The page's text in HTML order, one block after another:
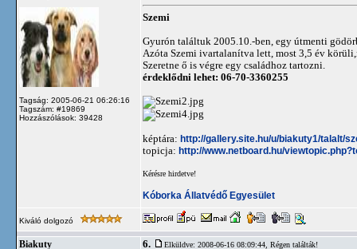
Tagság: 2005-06-21 06:26:16
Tagszám: #19869
Hozzászólások: 39428
Szemi
Gyurón találtuk 2005.10.-ben, egy útmenti
Azóta Szemi ivartalanítva lett, most 3,5 év
Szeretne ő is végre egy családhoz tartozni.
érdeklődni lehet: 06-70-3360255
képtára: http://gallery.site.hu/u/biakuty1/talalt/
topicja: http://www.netboard.hu/
Kérésre hirdetve!
Kóborka Állatvédő Egyesület
Kiváló dolgozó
Biakuty 6. Elküldve: 2008-06-16 08:09:44, Régen találták!